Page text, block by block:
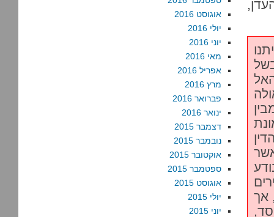
אך
אוגוסט 2016
יולי 2016
יוני 2016
מאי 2016
אפריל 2016
מרץ 2016
פברואר 2016
ינואר 2016
דצמבר 2015
נובמבר 2015
אוקטובר 2015
ספטמבר 2015
אוגוסט 2015
יולי 2015
יוני 2015